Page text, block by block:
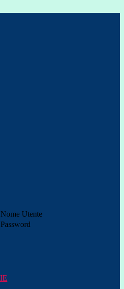
Nome Utente
Password